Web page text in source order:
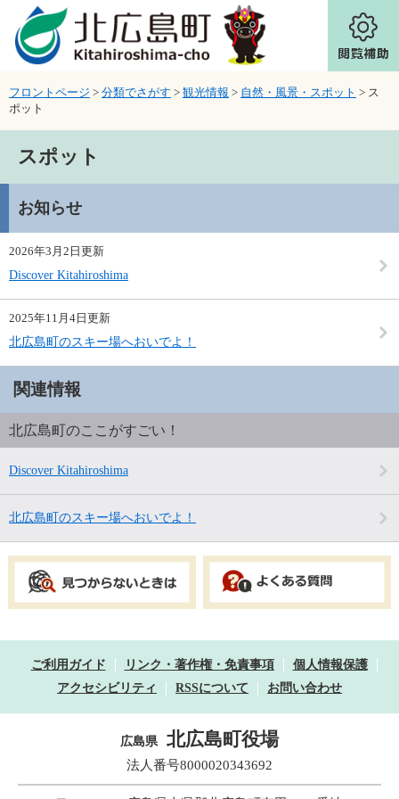
ページの先頭です。
メニューを飛ばして本文へ
フロントページ > 分類でさがす > 観光情報 > 自然・風景・スポット > ス
ポット
スポット
お知らせ
2026年3月2日更新
Discover Kitahiroshima
2025年11月4日更新
北広島町のスキー場へおいでよ！
関連情報
北広島町のここがすごい！
Discover Kitahiroshima
北広島町のスキー場へおいでよ！
ご利用ガイド リンク・著作権・免責事項
個人情報保護
アクセシビリティ
RSSについて お問い合わせ
広島県 北広島町役場
法人番号8000020343692